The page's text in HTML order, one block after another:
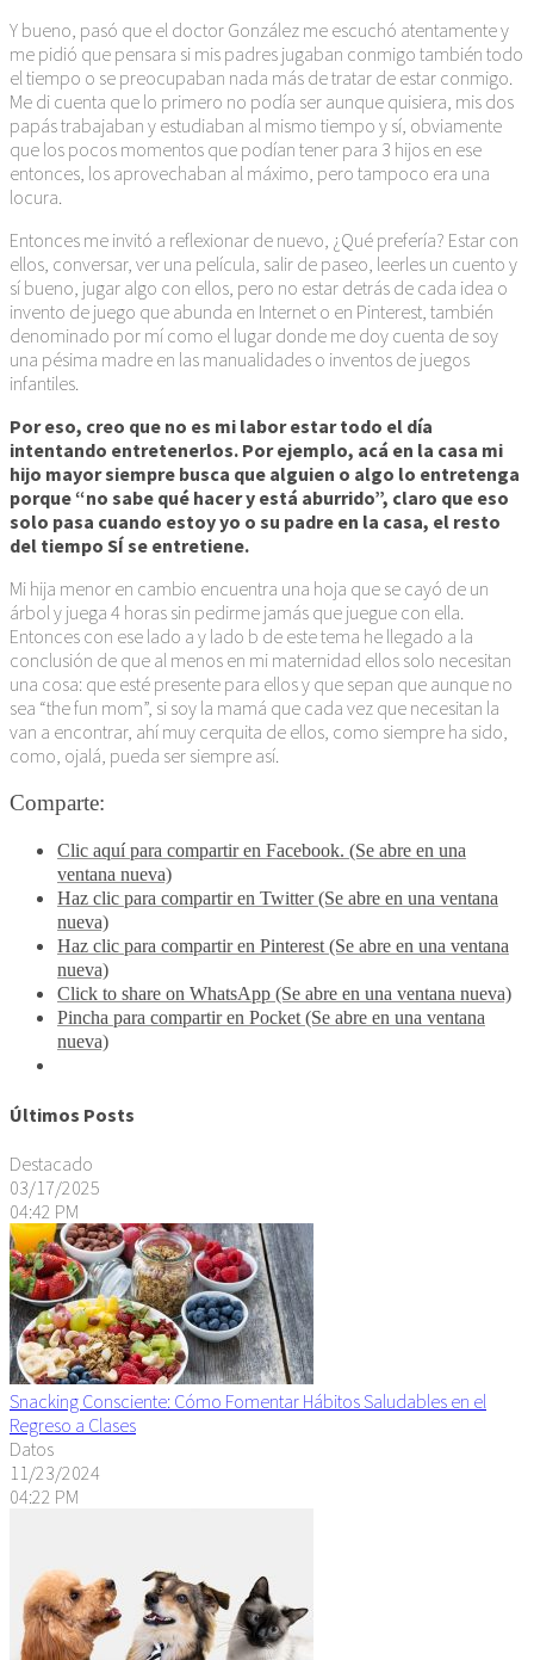
Y bueno, pasó que el doctor González me escuchó atentamente y
me pidió que pensara si mis padres jugaban conmigo también todo
el tiempo o se preocupaban nada más de tratar de estar conmigo.
Me di cuenta que lo primero no podía ser aunque quisiera, mis dos
papás trabajaban y estudiaban al mismo tiempo y sí, obviamente
que los pocos momentos que podían tener para 3 hijos en ese
entonces, los aprovechaban al máximo, pero tampoco era una
locura.
Entonces me invitó a reflexionar de nuevo, ¿Qué prefería? Estar con
ellos, conversar, ver una película, salir de paseo, leerles un cuento y
sí bueno, jugar algo con ellos, pero no estar detrás de cada idea o
invento de juego que abunda en Internet o en Pinterest, también
denominado por mí como el lugar donde me doy cuenta de soy
una pésima madre en las manualidades o inventos de juegos
infantiles.
Por eso, creo que no es mi labor estar todo el día
intentando entretenerlos. Por ejemplo, acá en la casa mi
hijo mayor siempre busca que alguien o algo lo entretenga
porque “no sabe qué hacer y está aburrido”, claro que eso
solo pasa cuando estoy yo o su padre en la casa, el resto
del tiempo SÍ se entretiene.
Mi hija menor en cambio encuentra una hoja que se cayó de un
árbol y juega 4 horas sin pedirme jamás que juegue con ella.
Entonces con ese lado a y lado b de este tema he llegado a la
conclusión de que al menos en mi maternidad ellos solo necesitan
una cosa: que esté presente para ellos y que sepan que aunque no
sea “the fun mom”, si soy la mamá que cada vez que necesitan la
van a encontrar, ahí muy cerquita de ellos, como siempre ha sido,
como, ojalá, pueda ser siempre así.
Comparte:
Clic aquí para compartir en Facebook. (Se abre en una
ventana nueva)
Haz clic para compartir en Twitter (Se abre en una ventana
nueva)
Haz clic para compartir en Pinterest (Se abre en una ventana
nueva)
Click to share on WhatsApp (Se abre en una ventana nueva)
Pincha para compartir en Pocket (Se abre en una ventana
nueva)
Últimos Posts
Destacado
03/17/2025
04:42 PM
Snacking Consciente: Cómo Fomentar Hábitos Saludables en el
Regreso a Clases
Datos
11/23/2024
04:22 PM